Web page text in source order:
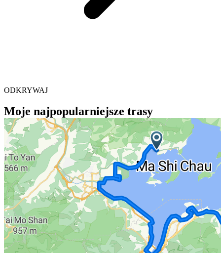
ODKRYWAJ
Moje najpopularniejsze trasy